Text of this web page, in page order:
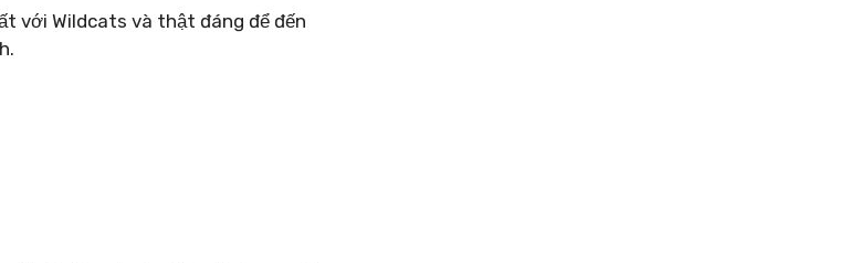
với Wildcats và thật đáng để đến